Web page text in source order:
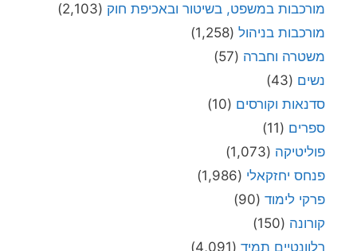
מורכבות במשפט, בשיטור ובאכיפת חוק (2,103)
מורכבות בניהול (1,258)
משטרה וחברה (57)
נשים (43)
סדנאות וקורסים (10)
ספרים (11)
פוליטיקה (1,073)
פנחס יחזקאלי (1,986)
פרקי לימוד (90)
קורונה (150)
רלוונטיים תמיד (4,091)